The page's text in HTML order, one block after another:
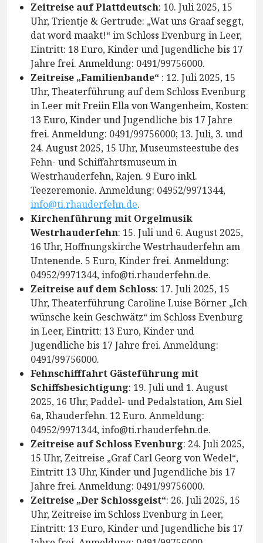
Zeitreise auf Plattdeutsch: 10. Juli 2025, 15
Uhr, Trientje & Gertrude: „Wat uns Graaf seggt,
dat word maakt!“ im Schloss Evenburg in Leer,
Eintritt: 18 Euro, Kinder und Jugendliche bis 17
Jahre frei. Anmeldung: 0491/99756000.
Zeitreise „Familienbande“ : 12. Juli 2025, 15
Uhr, Theaterführung auf dem Schloss Evenburg
in Leer mit Freiin Ella von Wangenheim, Kosten:
13 Euro, Kinder und Jugendliche bis 17 Jahre
frei. Anmeldung: 0491/99756000; 13. Juli, 3. und
24. August 2025, 15 Uhr, Museumsteestube des
Fehn- und Schiffahrtsmuseum in
Westrhauderfehn, Rajen. 9 Euro inkl.
Teezeremonie. Anmeldung: 04952/9971344,
info@ti.rhauderfehn.de.
Kirchenführung mit Orgelmusik
Westrhauderfehn: 15. Juli und 6. August 2025,
16 Uhr, Hoffnungskirche Westrhauderfehn am
Untenende. 5 Euro, Kinder frei. Anmeldung:
04952/9971344, info@ti.rhauderfehn.de.
Zeitreise auf dem Schloss: 17. Juli 2025, 15
Uhr, Theaterführung Caroline Luise Börner „Ich
wünsche kein Geschwätz“ im Schloss Evenburg
in Leer, Eintritt: 13 Euro, Kinder und
Jugendliche bis 17 Jahre frei. Anmeldung:
0491/99756000.
Fehnschifffahrt Gästeführung mit
Schiffsbesichtigung: 19. Juli und 1. August
2025, 16 Uhr, Paddel- und Pedalstation, Am Siel
6a, Rhauderfehn. 12 Euro. Anmeldung:
04952/9971344, info@ti.rhauderfehn.de.
Zeitreise auf Schloss Evenburg: 24. Juli 2025,
15 Uhr, Zeitreise „Graf Carl Georg von Wedel“,
Eintritt 13 Uhr, Kinder und Jugendliche bis 17
Jahre frei. Anmeldung: 0491/99756000.
Zeitreise „Der Schlossgeist“: 26. Juli 2025, 15
Uhr, Zeitreise im Schloss Evenburg in Leer,
Eintritt: 13 Euro, Kinder und Jugendliche bis 17